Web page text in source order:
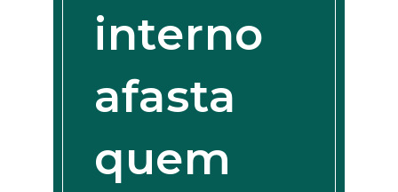
interno
afasta
quem